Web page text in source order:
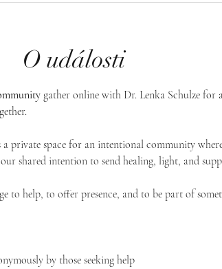
O události
gather online with Dr. Lenka Schulze for
a private space for an intentional community
shared intention to send healing, light, and
to help, to offer presence, and to be part of
by those seeking help